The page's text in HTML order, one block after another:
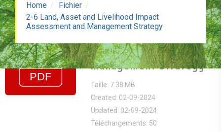
Home
Fichier
2-6 Land, Asset and Livelihood Impact
Assessment and Management Strategy
2-6 Land, Asset And
Livelihood Impact
Assessment And
Management Strategy
Taille: 7.38 MB
Created: 02-09-2024
Updated: 02-09-2024
Téléchargements: 50